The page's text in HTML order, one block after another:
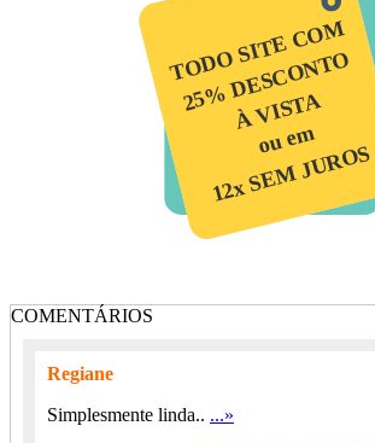
TODO SITE COM
25% DESCONTO
À VISTA
ou em
12x SEM JUROS
COMENTÁRIOS
Regiane
Simplesmente linda.. ...»